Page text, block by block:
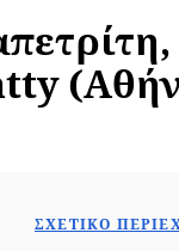
ΣΧΕΤΙΚΌ